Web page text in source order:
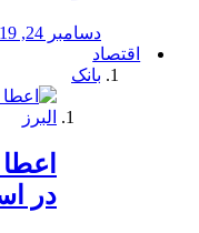
دسامبر 24, 2019
اقتصاد
بانک
در